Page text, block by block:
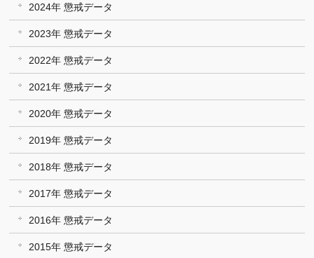
2024年 懲戒データ
2023年 懲戒データ
2022年 懲戒データ
2021年 懲戒データ
2020年 懲戒データ
2019年 懲戒データ
2018年 懲戒データ
2017年 懲戒データ
2016年 懲戒データ
2015年 懲戒データ